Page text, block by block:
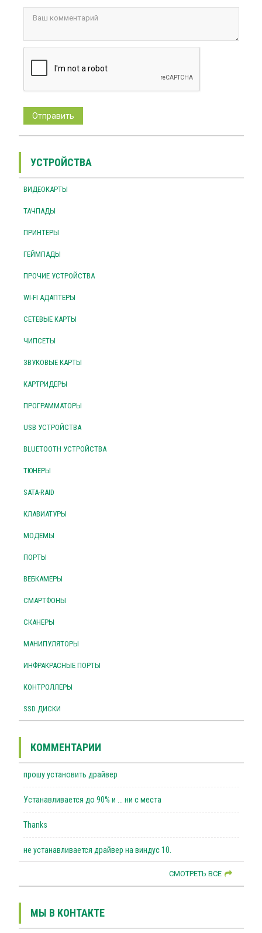
УСТРОЙСТВА
ВИДЕОКАРТЫ
ТАЧПАДЫ
ПРИНТЕРЫ
ГЕЙМПАДЫ
ПРОЧИЕ УСТРОЙСТВА
WI-FI АДАПТЕРЫ
СЕТЕВЫЕ КАРТЫ
ЧИПСЕТЫ
ЗВУКОВЫЕ КАРТЫ
КАРТРИДЕРЫ
ПРОГРАММАТОРЫ
USB УСТРОЙСТВА
BLUETOOTH УСТРОЙСТВА
ТЮНЕРЫ
SATA-RAID
КЛАВИАТУРЫ
МОДЕМЫ
ПОРТЫ
ВЕБКАМЕРЫ
СМАРТФОНЫ
СКАНЕРЫ
МАНИПУЛЯТОРЫ
ИНФРАКРАСНЫЕ ПОРТЫ
КОНТРОЛЛЕРЫ
SSD ДИСКИ
КОММЕНТАРИИ
прошу установить драйвер
Устанавливается до 90% и ... ни с места
Thanks
не устанавливается драйвер на виндус 10.
СМОТРЕТЬ ВСЕ
МЫ В КОНТАКТЕ